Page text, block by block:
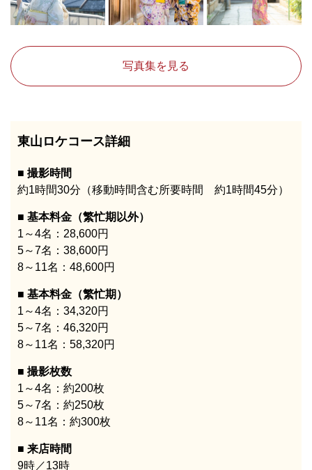
写真集を見る
東山ロケコース詳細
撮影時間
約1時間30分（移動時間含む所要時間 約1時間45分）
基本料金（繁忙期以外）
1～4名：28,600円
5～7名：38,600円
8～11名：48,600円
基本料金（繁忙期）
1～4名：34,320円
5～7名：46,320円
8～11名：58,320円
撮影枚数
1～4名：約200枚
5～7名：約250枚
8～11名：約300枚
来店時間
9時／13時